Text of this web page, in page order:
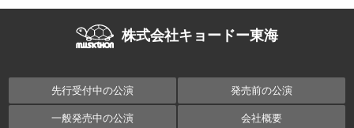
株式会社キョードー東海
先行受付中の公演 発売前の公演
一般発売中の公演 会社概要